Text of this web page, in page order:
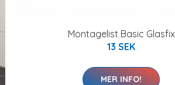
Montagelist Basic Glasfix
13 SEK
MER INFO!